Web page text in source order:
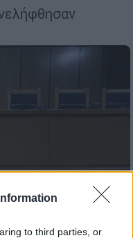
to third parties, or